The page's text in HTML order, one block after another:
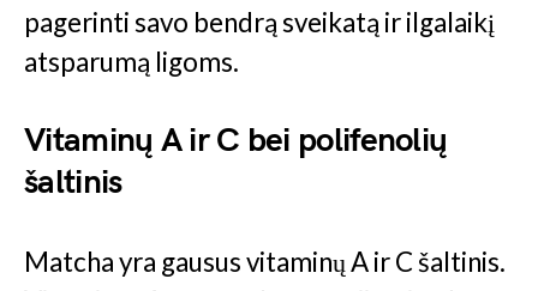
pagerinti savo bendrą sveikatą ir ilgalaikį
atsparumą ligoms.
Vitaminų A ir C bei polifenolių
šaltinis
Matcha yra gausus vitaminų A ir C šaltinis.